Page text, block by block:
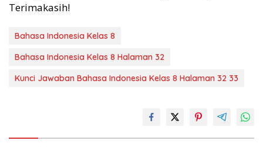
Terimakasih!
Bahasa Indonesia Kelas 8
Bahasa Indonesia Kelas 8 Halaman 32
Kunci Jawaban Bahasa Indonesia Kelas 8 Halaman 32 33